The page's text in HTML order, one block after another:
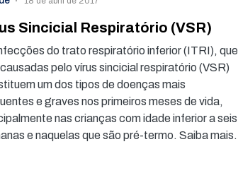
Sincicial Respiratório (VSR)
do trato respiratório inferior (ITRI), que
pelo vírus sincicial respiratório (VSR)
um dos tipos de doenças mais
e graves nos primeiros meses de vida,
nas crianças com idade inferior a seis
e naquelas que são pré-termo. Saiba mais.